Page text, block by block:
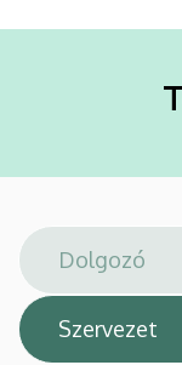
Általános
hely